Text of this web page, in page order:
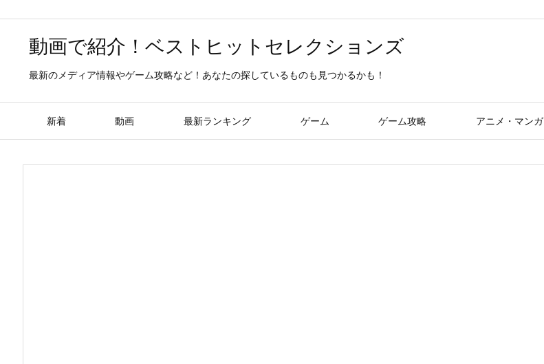
動画で紹介！ベストヒットセレクションズ
最新のメディア情報やゲーム攻略など！あなたの探しているものも見つかるかも！
新着 動画 最新ランキング ゲーム ゲーム攻略 アニメ・マンガ